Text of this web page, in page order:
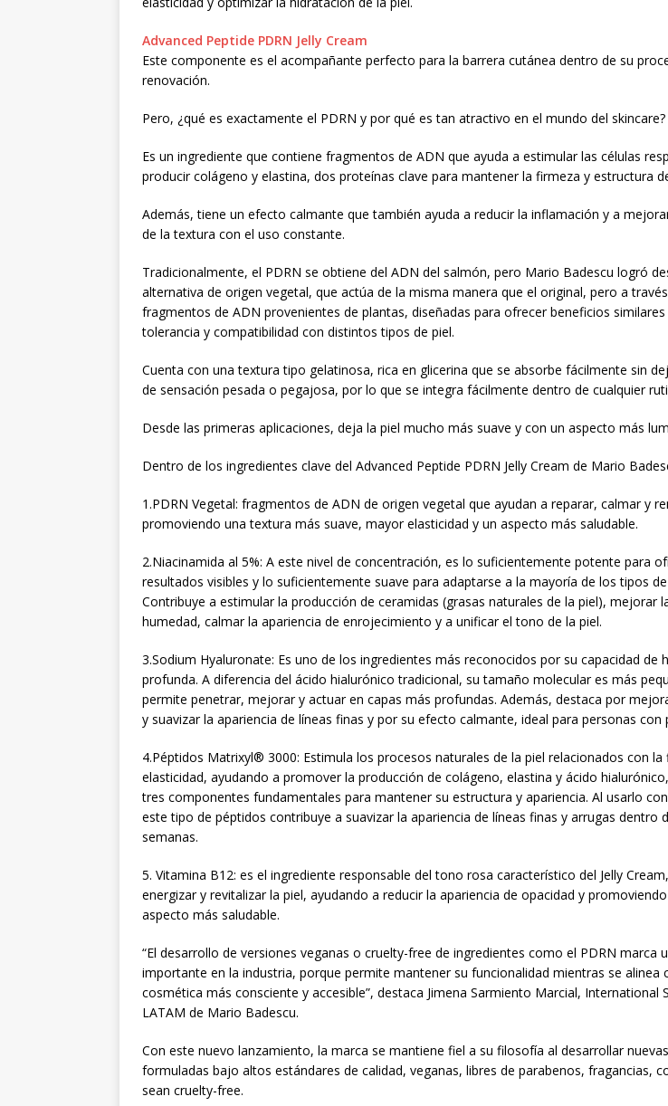
Advanced Peptide PDRN Jelly Cream
Este componente es el acompañante perfecto para la barrera cutánea dentro de su
renovación.
Pero, ¿qué es exactamente el PDRN y por qué es tan atractivo en el mundo del skincare?
Es un ingrediente que contiene fragmentos de ADN que ayuda a estimular las células
producir colágeno y elastina, dos proteínas clave para mantener la firmeza y estructura
Además, tiene un efecto calmante que también ayuda a reducir la inflamación y a
de la textura con el uso constante.
Tradicionalmente, el PDRN se obtiene del ADN del salmón, pero Mario Badescu logró
alternativa de origen vegetal, que actúa de la misma manera que el original, pero a
fragmentos de ADN provenientes de plantas, diseñadas para ofrecer beneficios
tolerancia y compatibilidad con distintos tipos de piel.
Cuenta con una textura tipo gelatinosa, rica en glicerina que se absorbe fácilmente sin
de sensación pesada o pegajosa, por lo que se integra fácilmente dentro de cualquier
Desde las primeras aplicaciones, deja la piel mucho más suave y con un aspecto más
Dentro de los ingredientes clave del Advanced Peptide PDRN Jelly Cream de Mario
1.PDRN Vegetal: fragmentos de ADN de origen vegetal que ayudan a reparar, calmar y
promoviendo una textura más suave, mayor elasticidad y un aspecto más saludable.
2.Niacinamida al 5%: A este nivel de concentración, es lo suficientemente potente para
resultados visibles y lo suficientemente suave para adaptarse a la mayoría de los tipos de
Contribuye a estimular la producción de ceramidas (grasas naturales de la piel), mejorar
humedad, calmar la apariencia de enrojecimiento y a unificar el tono de la piel.
3.Sodium Hyaluronate: Es uno de los ingredientes más reconocidos por su capacidad de
profunda. A diferencia del ácido hialurónico tradicional, su tamaño molecular es más
permite penetrar, mejorar y actuar en capas más profundas. Además, destaca por
y suavizar la apariencia de líneas finas y por su efecto calmante, ideal para personas con
4.Péptidos Matrixyl® 3000: Estimula los procesos naturales de la piel relacionados con la
elasticidad, ayudando a promover la producción de colágeno, elastina y ácido
tres componentes fundamentales para mantener su estructura y apariencia. Al usarlo
este tipo de péptidos contribuye a suavizar la apariencia de líneas finas y arrugas dentro
semanas.
5. Vitamina B12: es el ingrediente responsable del tono rosa característico del Jelly
energizar y revitalizar la piel, ayudando a reducir la apariencia de opacidad y
aspecto más saludable.
“El desarrollo de versiones veganas o cruelty-free de ingredientes como el PDRN marca
importante en la industria, porque permite mantener su funcionalidad mientras se alinea
cosmética más consciente y accesible”, destaca Jimena Sarmiento Marcial, International
LATAM de Mario Badescu.
Con este nuevo lanzamiento, la marca se mantiene fiel a su filosofía al desarrollar
formuladas bajo altos estándares de calidad, veganas, libres de parabenos, fragancias,
sean cruelty-free.